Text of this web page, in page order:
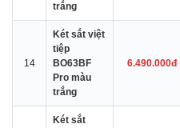
trắng
14
Két sắt việt
tiệp
BO63BF
Pro màu
trắng
6.490.000đ
Két sắt